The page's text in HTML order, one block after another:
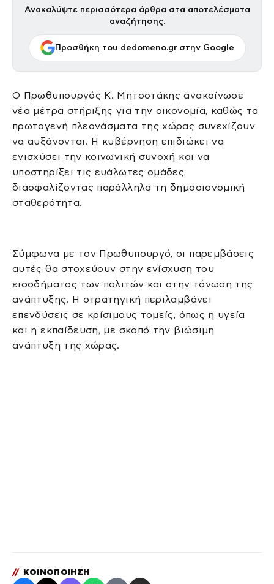
Ανακαλύψτε περισσότερα άρθρα στα αποτελέσματα
αναζήτησης.
Προσθήκη του dedomeno.gr στην Google
Ο Πρωθυπουργός Κ. Μητσοτάκης ανακοίνωσε
νέα μέτρα στήριξης για την οικονομία, καθώς τα
πρωτογενή πλεονάσματα της χώρας συνεχίζουν
να αυξάνονται. Η κυβέρνηση επιδιώκει να
ενισχύσει την κοινωνική συνοχή και να
υποστηρίξει τις ευάλωτες ομάδες,
διασφαλίζοντας παράλληλα τη δημοσιονομική
σταθερότητα.
Σύμφωνα με τον Πρωθυπουργό, οι παρεμβάσεις
αυτές θα στοχεύουν στην ενίσχυση του
εισοδήματος των πολιτών και στην τόνωση της
ανάπτυξης. Η στρατηγική περιλαμβάνει
επενδύσεις σε κρίσιμους τομείς, όπως η υγεία
και η εκπαίδευση, με σκοπό την βιώσιμη
ανάπτυξη της χώρας.
// ΚΟΙΝΟΠΟΙΗΣΗ